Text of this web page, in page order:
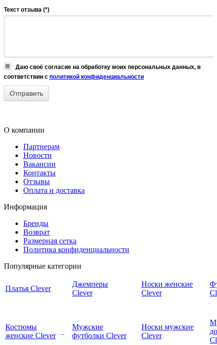
Текст отзыва (*)
Даю своё согласие на обработку моих персональных данных, в
соответствии с политикой конфиденциальности
О компании
Партнерам
Новости
Вакансии
Контакты
Отзывы
Оплата и доставка
Информация
Бренды
Возврат
Размерная сетка
Политика конфиденциальности
Популярные категории
Платья Clever
Джемперы
Clever
Носки женские
Clever
Костюмы
женские Clever
Мужские
футболки Clever
Носки мужские
Clever